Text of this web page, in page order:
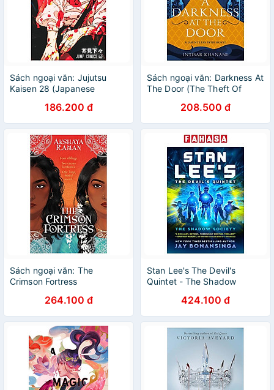
Sách ngoại văn: Jujutsu
Kaisen 28 (Japanese
186.200 đ
Sách ngoại văn: Darkness At
The Door (The Theft Of
208.500 đ
Sách ngoại văn: The
Crimson Fortress
264.100 đ
Stan Lee's The Devil's
Quintet - The Shadow
424.100 đ